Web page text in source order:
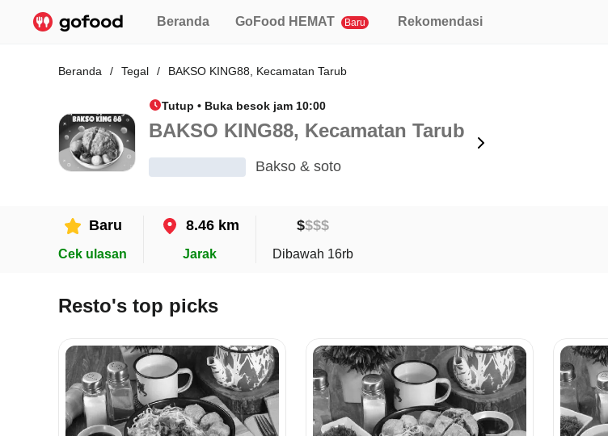
Beranda GoFood HEMAT Baru Rekomendasi
Beranda / Tegal / BAKSO KING88, Kecamatan Tarub
Tutup • Buka besok jam 10:00
BAKSO KING88, Kecamatan Tarub
Bakso & soto
Baru
Cek ulasan
8.46 km
Jarak
$$$$
Dibawah 16rb
Resto's top picks